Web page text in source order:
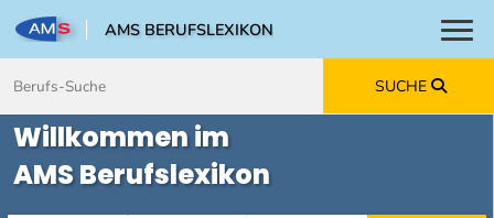
AMS BERUFSLEXIKON
SUCHE
Willkommen im
AMS Berufslexikon